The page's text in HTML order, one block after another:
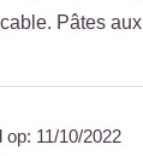
Pâtes
op: 11/10/2022